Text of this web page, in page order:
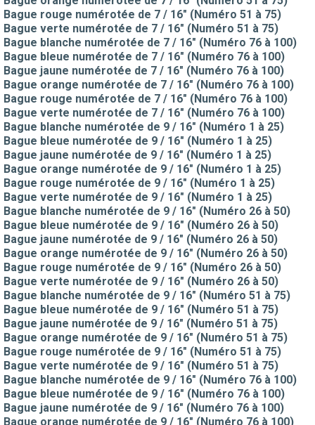
Bague rouge numérotée de 7 / 16" (Numéro 51 à 75)
Bague verte numérotée de 7 / 16" (Numéro 51 à 75)
Bague blanche numérotée de 7 / 16" (Numéro 76 à 100)
Bague bleue numérotée de 7 / 16" (Numéro 76 à 100)
Bague jaune numérotée de 7 / 16" (Numéro 76 à 100)
Bague orange numérotée de 7 / 16" (Numéro 76 à 100)
Bague rouge numérotée de 7 / 16" (Numéro 76 à 100)
Bague verte numérotée de 7 / 16" (Numéro 76 à 100)
Bague blanche numérotée de 9 / 16" (Numéro 1 à 25)
Bague bleue numérotée de 9 / 16" (Numéro 1 à 25)
Bague jaune numérotée de 9 / 16" (Numéro 1 à 25)
Bague orange numérotée de 9 / 16" (Numéro 1 à 25)
Bague rouge numérotée de 9 / 16" (Numéro 1 à 25)
Bague verte numérotée de 9 / 16" (Numéro 1 à 25)
Bague blanche numérotée de 9 / 16" (Numéro 26 à 50)
Bague bleue numérotée de 9 / 16" (Numéro 26 à 50)
Bague jaune numérotée de 9 / 16" (Numéro 26 à 50)
Bague orange numérotée de 9 / 16" (Numéro 26 à 50)
Bague rouge numérotée de 9 / 16" (Numéro 26 à 50)
Bague verte numérotée de 9 / 16" (Numéro 26 à 50)
Bague blanche numérotée de 9 / 16" (Numéro 51 à 75)
Bague bleue numérotée de 9 / 16" (Numéro 51 à 75)
Bague jaune numérotée de 9 / 16" (Numéro 51 à 75)
Bague orange numérotée de 9 / 16" (Numéro 51 à 75)
Bague rouge numérotée de 9 / 16" (Numéro 51 à 75)
Bague verte numérotée de 9 / 16" (Numéro 51 à 75)
Bague blanche numérotée de 9 / 16" (Numéro 76 à 100)
Bague bleue numérotée de 9 / 16" (Numéro 76 à 100)
Bague jaune numérotée de 9 / 16" (Numéro 76 à 100)
Bague orange numérotée de 9 / 16" (Numéro 76 à 100)